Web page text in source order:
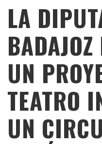
LA
UN
TEATRO
UN